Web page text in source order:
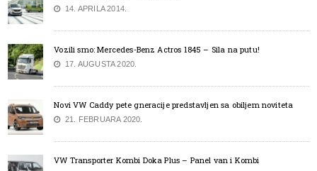
14. APRILA 2014.
Vozili smo: Mercedes-Benz Actros 1845 – Sila na putu!
17. AUGUSTA 2020.
Novi VW Caddy pete gneracije predstavljen sa obiljem noviteta
21. FEBRUARA 2020.
VW Transporter Kombi Doka Plus – Panel van i Kombi